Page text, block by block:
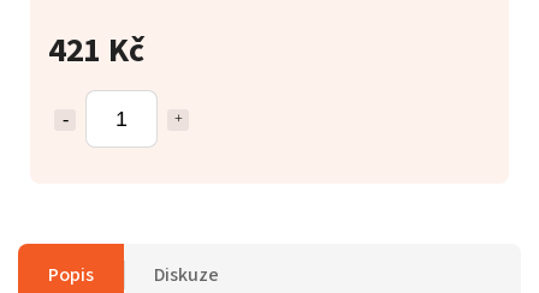
421 Kč
Popis Diskuze